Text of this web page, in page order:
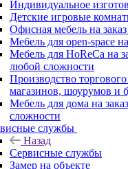
Индивидуальное
Детские игровые
Офисная мебель на
Мебель для open-space
Мебель для HoReCa на
любой сложности
Производство
магазинов, шоурумов и
Мебель для дома на
сложности
службы
Назад
Сервисные службы
Замер на объекте